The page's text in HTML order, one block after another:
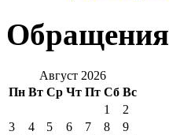
Обращения
Август 2026
Пн Вт Ср Чт Пт Сб Вс
1
2
3
4 5 6 7 8
9